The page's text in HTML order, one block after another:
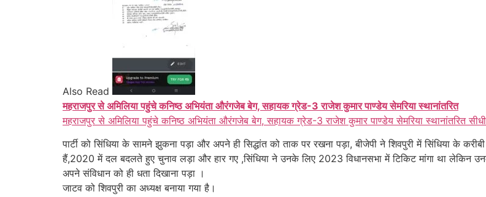
Also Read
महराजपुर से अमिलिया पहुंचे कनिष्ठ अभियंता औरंगजेब बेग, सहायक ग्रेड-3 राजेश कुमार पाण्डेय सेमरिया स्थानांतरित
महराजपुर से अमिलिया पहुंचे कनिष्ठ अभियंता औरंगजेब बेग, सहायक ग्रेड-3 राजेश कुमार पाण्डेय सेमरिया स्थानांतरित सीधी
पार्टी को सिंधिया के सामने झुकना पड़ा और अपने ही सिद्धांत को ताक पर रखना पड़ा, बीजेपी ने शिवपुरी में सिंधिया के
हैं,2020 में दल बदलते हुए चुनाव लड़ा और हार गए ,सिंधिया ने उनके लिए 2023 विधानसभा में टिकिट मांगा था लेकिन
अपने संविधान को ही धता दिखाना पड़ा ।
जाटव को शिवपुरी का अध्यक्ष बनाया गया है।